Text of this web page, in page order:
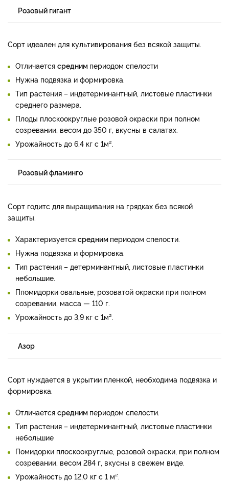
Розовый гигант
Сорт идеален для культивирования без всякой защиты.
Отличается средним периодом спелости
Нужна подвязка и формировка.
Тип растения – индетерминантный, листовые пластинки
среднего размера.
Плоды плоскоокруглые розовой окраски при полном
созревании, весом до 350 г, вкусны в салатах.
Урожайность до 6,4 кг с 1м².
Розовый фламинго
Сорт годитс для выращивания на грядках без всякой
защиты.
Характеризуется средним периодом спелости.
Нужна подвязка и формировка.
Тип растения – детерминантный, листовые пластинки
небольшие.
Ппомидорки овальные, розоватой окраски при полном
созревании, масса — 110 г.
Урожайность до 3,9 кг с 1м².
Азор
Сорт нуждается в укрытии пленкой, необходима подвязка и
формировка.
Отличается средним периодом спелости.
Тип растения – индетерминантный, листовые пластинки
небольшие
Помидорки плоскоокруглые, розовой окраски, при полном
созревании, весом 284 г, вкусны в свежем виде.
Урожайность до 12,0 кг с 1 м².